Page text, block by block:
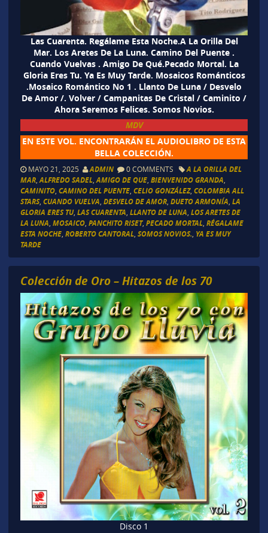
Las Cuarenta. Regálame Esta Noche.A La Orilla Del
Mar. Los Aretes De La Luna. Camino Del Puente .
Cuando Vuelvas . Amigo De Qué.Pecado Mortal. La
Gloria Eres Tu. Ya Es Muy Tarde. Mosaicos Románticos
.Mosaico Romántico No 1 . Llanto De Luna / Desvelo
De Amor /. Volver / Campanitas De Cristal / Caminito /
Ahora Seremos Felices. Somos Novios.
MDV
EN ESTE VOL. ENCONTRARÁN EL AUDIOLIBRO DE ESTA
BELLA COLECCIÓN.
MAYO 21, 2025 ADMIN 0 COMMENTS
A LA ORILLA DEL
MAR, ALFREDO SADEL, AMIGO DE QUE, BIENVENIDO GRANDA
CAMINITO, CAMINO DEL PUENTE, CELIO GONZÁLEZ, COLOMBIA ALL
STARS, CUANDO VUELVA DESVELO DE AMOR, DUETO ARMONÍA LA
GLORIA ERES TU, LAS CUARENTA LLANTO DE LUNA LOS ARETES DE
LA LUNA MOSAICO, PANCHITO RISET, PECADO MORTAL, RÉGALAME
ESTA NOCHE, ROBERTO CANTORAL, SOMOS NOVIOS. YA ES MUY
TARDE
Colección de Oro – Hitazos de los 70
Disco 1